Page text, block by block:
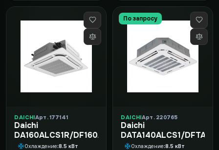
DAICHIАрт. 177141
Daichi
DA160ALCS1R/DF160ALS3R/DPC06L
Охлаждение 8.5 кВт
По запросу
DAICHIАрт. 220765
Daichi
DATA140ALCS1/
Охлаждение 8.5 кВт